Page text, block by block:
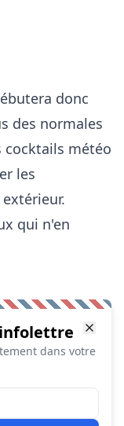
donc
des normales
cocktails météo
les
dans votre